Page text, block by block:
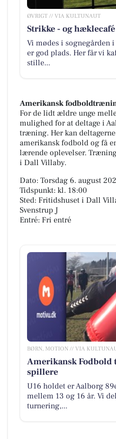
ØVRIGT // VIA KULTUNAUT
Strikke - og hæklecafé
Vi mødes i sognegården
er god plads. Her får vi
stille...
Amerikansk
For de lidt ældre unge
mulighed for at deltage i
træning. Her kan
amerikansk fodbold og få
lærende oplevelser.
i Dall Villaby.
Dato: Torsdag 6. august
Tidspunkt: kl. 18:00
Sted: Fritidshuset i Dall
Svenstrup J
Entré: Fri entré
BØRN, MOTION // VIA
Amerikansk
spillere
U16 holdet er Aalborg
mellem 13 og 16 år. Vi
turnering,...